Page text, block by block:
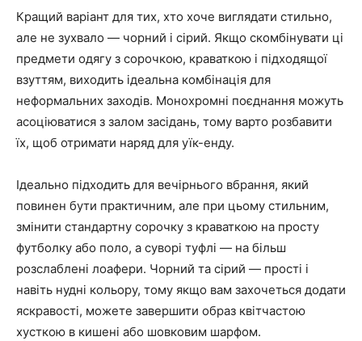
Кращий варіант для тих, хто хоче виглядати стильно,
але не зухвало — чорний і сірий. Якщо скомбінувати ці
предмети одягу з сорочкою, краваткою і підходящої
взуттям, виходить ідеальна комбінація для
неформальних заходів. Монохромні поєднання можуть
асоціюватися з залом засідань, тому варто розбавити
їх, щоб отримати наряд для уїк-енду.
Ідеально підходить для вечірнього вбрання, який
повинен бути практичним, але при цьому стильним,
змінити стандартну сорочку з краваткою на просту
футболку або поло, а суворі туфлі — на більш
розслаблені лоафери. Чорний та сірий — прості і
навіть нудні кольору, тому якщо вам захочеться додати
яскравості, можете завершити образ квітчастою
хусткою в кишені або шовковим шарфом.